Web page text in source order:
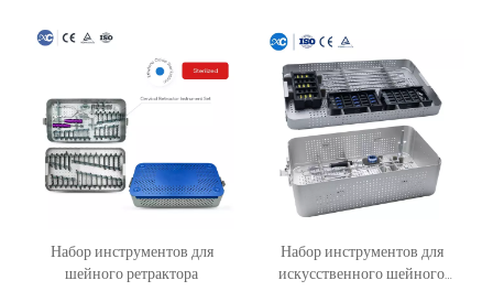
Набор инструментов для
шейного ретрактора
Набор инструментов для
искусственного шейного